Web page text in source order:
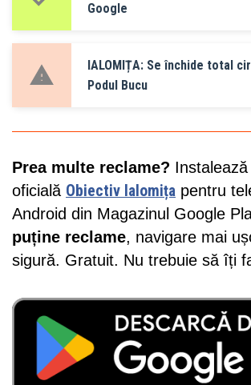
Google
IALOMIȚA: Se închide total
Podul Bucu
Prea multe reclame?
oficială Obiectiv Ialomița pentru
Android din Magazinul Google
puține reclame, navigare mai
sigură. Gratuit. Nu trebuie să îți